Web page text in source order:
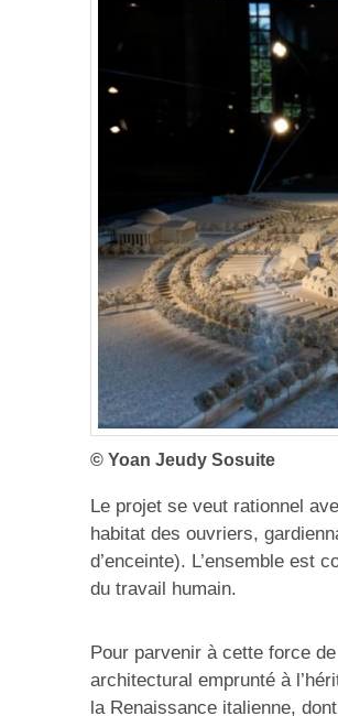
© Yoan Jeudy Sosuite
Le projet se veut rationnel
habitat des ouvriers,
d’enceinte). L’ensemble est
du travail humain.
Pour parvenir à cette force
architectural emprunté à
la Renaissance italienne, dont